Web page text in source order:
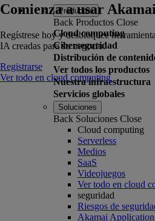
Productos
Back Productos Close
Cloud computing
Ciberseguridad
Distribución de
Ver todos los productos
Nuestra infraestructura
Servicios globales
Comienza a usar
Regístrese hoy y desbloquee
IA creadas para su negocio.
Registrarse
Ver todo en cloud computing
Soluciones
Back Soluciones Close
Cloud computing
Serverless
Medios
SaaS
Videojuegos
Ver todo en cloud
seguridad
Riesgos de
Akamai